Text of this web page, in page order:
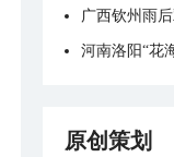
广西钦州雨
河南洛阳“花
原创策划